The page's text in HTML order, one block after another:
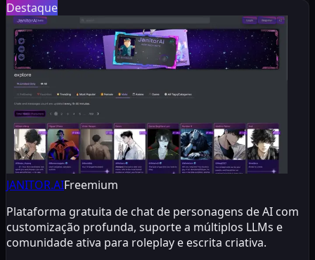
Destaque
JANITOR.AIFreemium
Plataforma gratuita de chat de personagens de AI com
customização profunda, suporte a múltiplos LLMs e
comunidade ativa para roleplay e escrita criativa.